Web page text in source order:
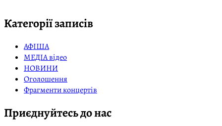
Категорії записів
АФІША
МЕДІА відео
НОВИНИ
Оголошення
Фрагменти концертів
Приєднуйтесь до нас